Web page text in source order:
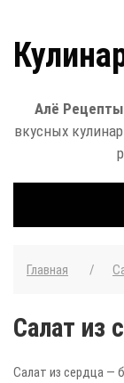
Алё Рецепты
вкусных
Главная
Салат из
Салат из сердца —